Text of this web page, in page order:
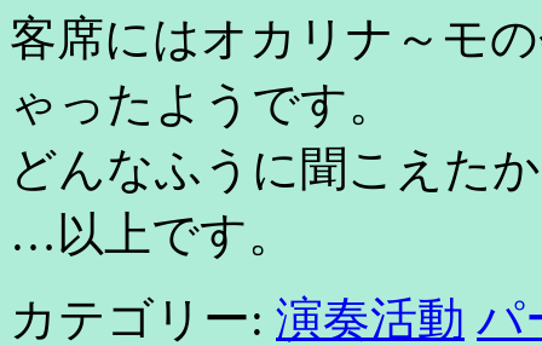
客席にはオカリナ～モ
ゃったようです。
どんなふうに聞こえた
…以上です。
カテゴリー: 演奏活動 パ